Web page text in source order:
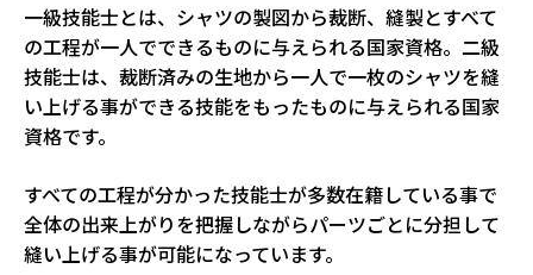
一級技能士とは、シャツの製図から裁断、縫製とすべて
の工程が一人でできるものに与えられる国家資格。二級
技能士は、裁断済みの生地から一人で一枚のシャツを縫
い上げる事ができる技能をもったものに与えられる国家
資格です。
すべての工程が分かった技能士が多数在籍している事で
全体の出来上がりを把握しながらパーツごとに分担して
縫い上げる事が可能になっています。